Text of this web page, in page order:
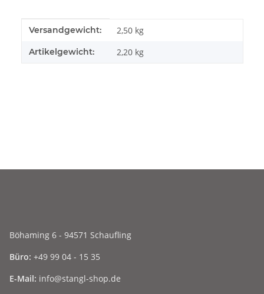
Produkteigenschaft
Wert
Versandgewicht: 2,50 kg
Artikelgewicht: 2,20 kg
Böhaming 6 - 94571 Schaufling
Büro: +49 99 04 - 15 35
E-Mail: info@stangl-shop.de